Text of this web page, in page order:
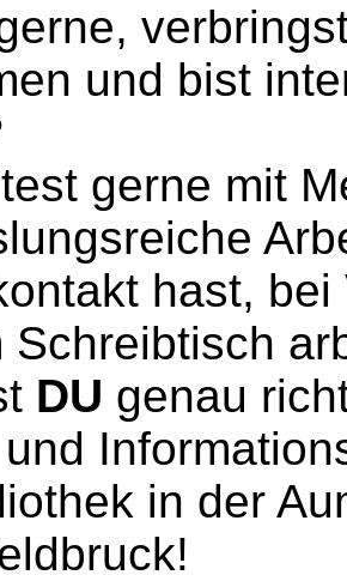
und bist
gerne mit
hast,
Schreibtisch
DU genau
in der